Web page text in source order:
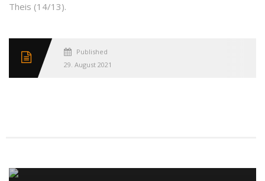
Theis (14/13).
Published
29. August 2021